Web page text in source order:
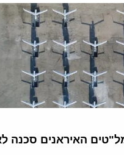
האיראנים סכנה